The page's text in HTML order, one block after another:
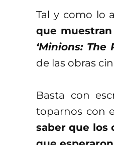
Tal y como lo
que
‘Minions: The
de las obras
Basta con
toparnos con
saber que los